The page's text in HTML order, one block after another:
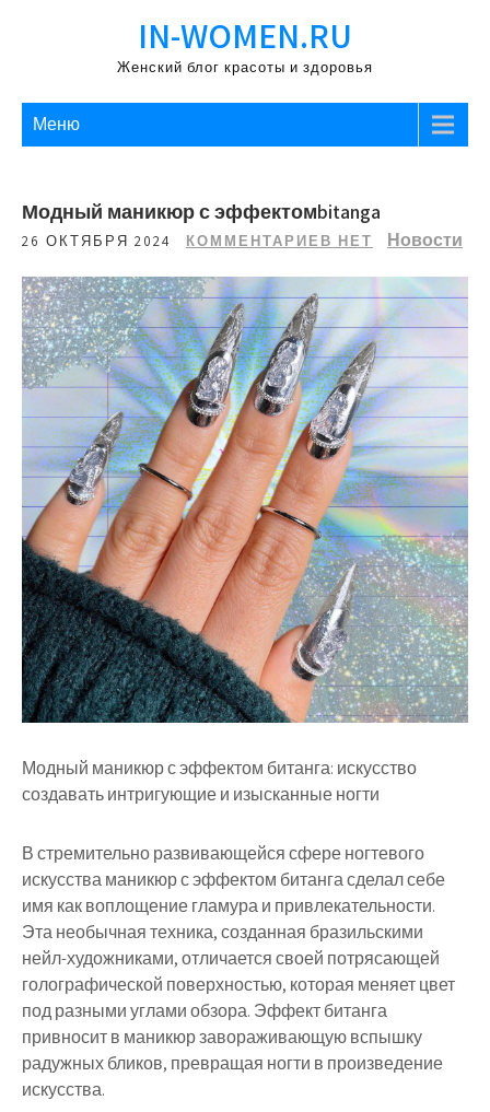
IN-WOMEN.RU
Женский блог красоты и здоровья
Меню
Модный маникюр с эффектомbitanga
26 ОКТЯБРЯ 2024 КОММЕНТАРИЕВ НЕТ Новости
Модный маникюр с эффектом битанга: искусство
создавать интригующие и изысканные ногти
В стремительно развивающейся сфере ногтевого
искусства маникюр с эффектом битанга сделал себе
имя как воплощение гламура и привлекательности.
Эта необычная техника, созданная бразильскими
нейл-художниками, отличается своей потрясающей
голографической поверхностью, которая меняет цвет
под разными углами обзора. Эффект битанга
привносит в маникюр завораживающую вспышку
радужных бликов, превращая ногти в произведение
искусства.